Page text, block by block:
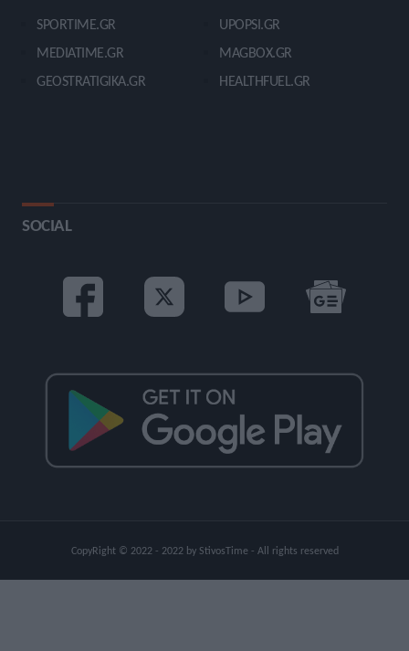
SPORTIME.GR
MEDIATIME.GR
GEOSTRATIGIKA.GR
UPOPSI.GR
MAGBOX.GR
HEALTHFUEL.GR
SOCIAL
CopyRight © 2022 - 2022 by StivosTime - All rights reserved